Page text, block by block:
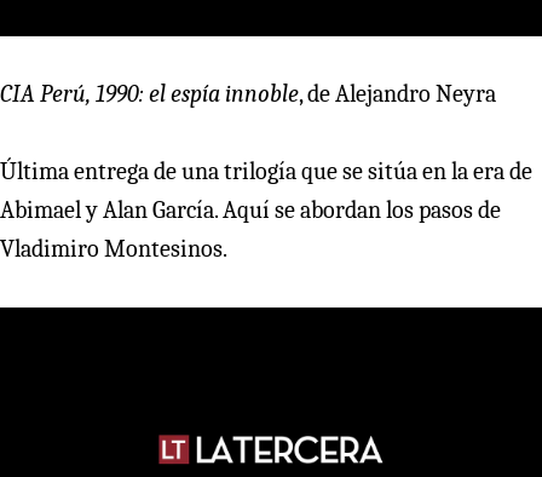
CIA Perú, 1990: el espía innoble, de Alejandro Neyra
Última entrega de una trilogía que se sitúa en la era de
Abimael y Alan García. Aquí se abordan los pasos de
Vladimiro Montesinos.